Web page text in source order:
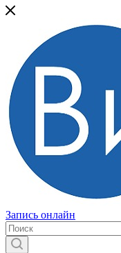
Запись онлайн